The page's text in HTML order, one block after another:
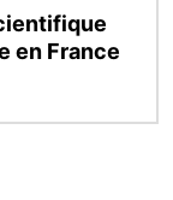
en France